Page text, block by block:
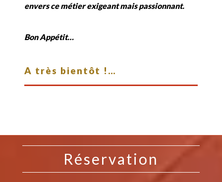
envers ce métier exigeant mais passionnant.
Bon Appétit…
A très bientôt !…
Réservation